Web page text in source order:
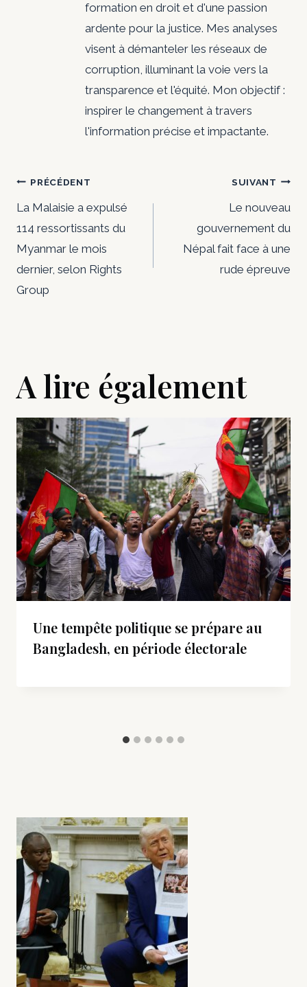
formation en droit et d'une passion
ardente pour la justice. Mes analyses
visent à démanteler les réseaux de
corruption, illuminant la voie vers la
transparence et l'équité. Mon objectif :
inspirer le changement à travers
l'information précise et impactante.
Navigation
de
l’article
PRÉCÉDENT
La Malaisie a expulsé
114 ressortissants du
Myanmar le mois
dernier, selon Rights
Group
SUIVANT
Le nouveau
gouvernement du
Népal fait face à une
rude épreuve
A lire également
Une tempête politique se prépare au
Bangladesh, en période électorale